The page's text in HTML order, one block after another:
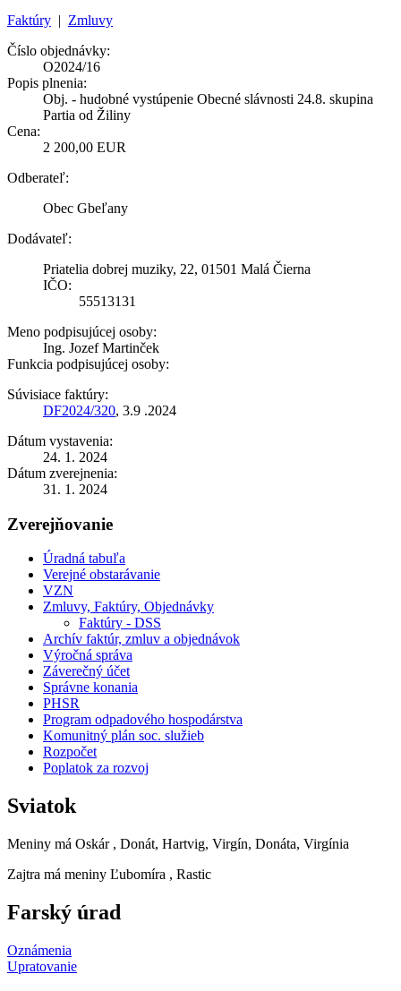
Faktúry | Zmluvy
Číslo objednávky:
O2024/16
Popis plnenia:
Obj. - hudobné vystúpenie Obecné slávnosti 24.8. skupina
Partia od Žiliny
Cena:
2 200,00 EUR
Odberateľ:
Obec Gbeľany
Dodávateľ:
Priatelia dobrej muziky, 22, 01501 Malá Čierna
IČO:
55513131
Meno podpisujúcej osoby:
Ing. Jozef Martinček
Funkcia podpisujúcej osoby:
Súvisiace faktúry:
DF2024/320, 3.9 .2024
Dátum vystavenia:
24. 1. 2024
Dátum zverejnenia:
31. 1. 2024
Zverejňovanie
Úradná tabuľa
Verejné obstarávanie
VZN
Zmluvy, Faktúry, Objednávky
Faktúry - DSS
Archív faktúr, zmluv a objednávok
Výročná správa
Záverečný účet
Správne konania
PHSR
Program odpadového hospodárstva
Komunitný plán soc. služieb
Rozpočet
Poplatok za rozvoj
Sviatok
Meniny má Oskár , Donát, Hartvig, Virgín, Donáta, Virgínia
Zajtra má meniny Ľubomíra , Rastic
Farský úrad
Oznámenia
Upratovanie